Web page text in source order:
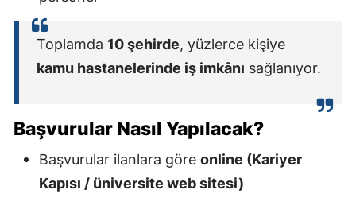
Toplamda 10 şehirde, yüzlerce kişiye
kamu hastanelerinde iş imkânı sağlanıyor.
Başvurular Nasıl Yapılacak?
Başvurular ilanlara göre online (Kariyer
Kapısı / üniversite web sitesi)